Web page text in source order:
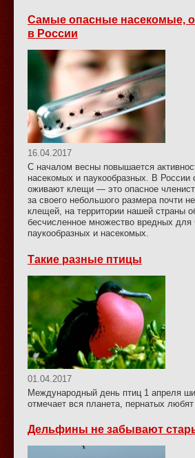
Самые опасные насекомые,
в России
16.04.2017
С началом весны повышается
насекомых и паукообразных. В России
оживают клещи — это опасное
за своего небольшого размера почти
клещей, на территории нашей страны
бесчисленное множество вредных для
паукообразных и насекомых.
Такие разные птицы
01.04.2017
Международный день птиц 1 апреля
отмечает вся планета, пернатых
Дельфины не забывают